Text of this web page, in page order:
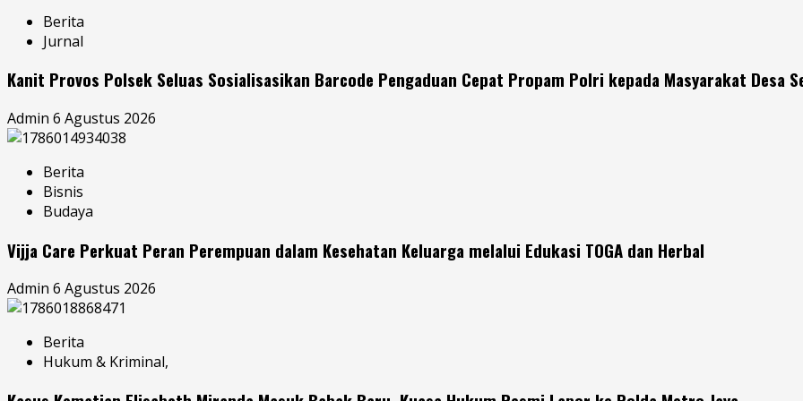
Berita
Jurnal
Kanit Provos Polsek Seluas Sosialisasikan Barcode Pengaduan Cepat Propam Polri kepada Masyarakat Desa
Admin 6 Agustus 2026
Berita
Bisnis
Budaya
Vijja Care Perkuat Peran Perempuan dalam Kesehatan Keluarga melalui Edukasi TOGA dan Herbal
Admin 6 Agustus 2026
Berita
Hukum & Kriminal,